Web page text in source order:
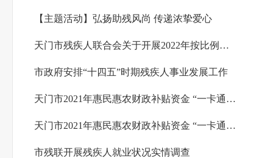
【主题活动】弘扬助残风尚 传递浓挚爱心
天门市残疾人联合会关于开展2022年按比例安排残疾人就业年审工作的通告
市政府安排“十四五”时期残疾人事业发展工作
天门市2021年惠民惠农财政补贴资金 “一卡通”政务公开（重度残疾人护理补贴）
天门市2021年惠民惠农财政补贴资金 “一卡通”政务公开（困难残疾人生活补贴）
市残联开展残疾人就业状况实情调查